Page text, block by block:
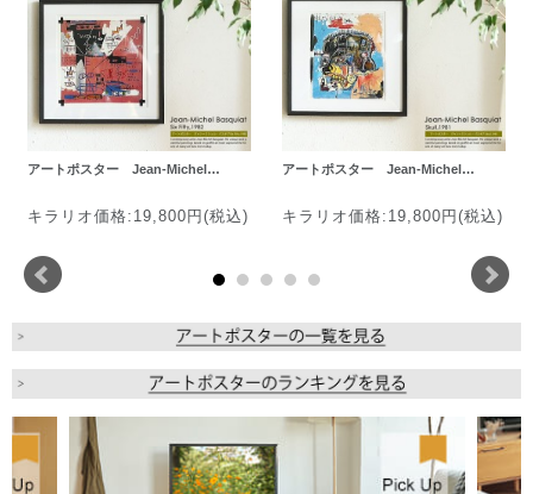
アートポスター Jean-Michel…
キラリオ価格:19,800円(税込)
アートポスター Jean-Michel…
キラリオ価格:19,800円(税込)